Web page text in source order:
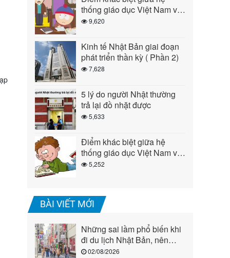
thống giáo dục Việt Nam và
Nhật Bản ( Phần 1)
9,620
Kinh tế Nhật Bản giai đoạn
phát triển thần kỳ ( Phần 2)
7,628
5 lý do người Nhật thường
trả lại đồ nhặt được
5,633
Điểm khác biệt giữa hệ
thống giáo dục Việt Nam và
Nhật Bản ( Phần 2 )
5,252
BÀI VIẾT MỚI
Những sai lầm phổ biến khi
đi du lịch Nhật Bản, nên
ghim kỹ để tránh rước họa
02/08/2026